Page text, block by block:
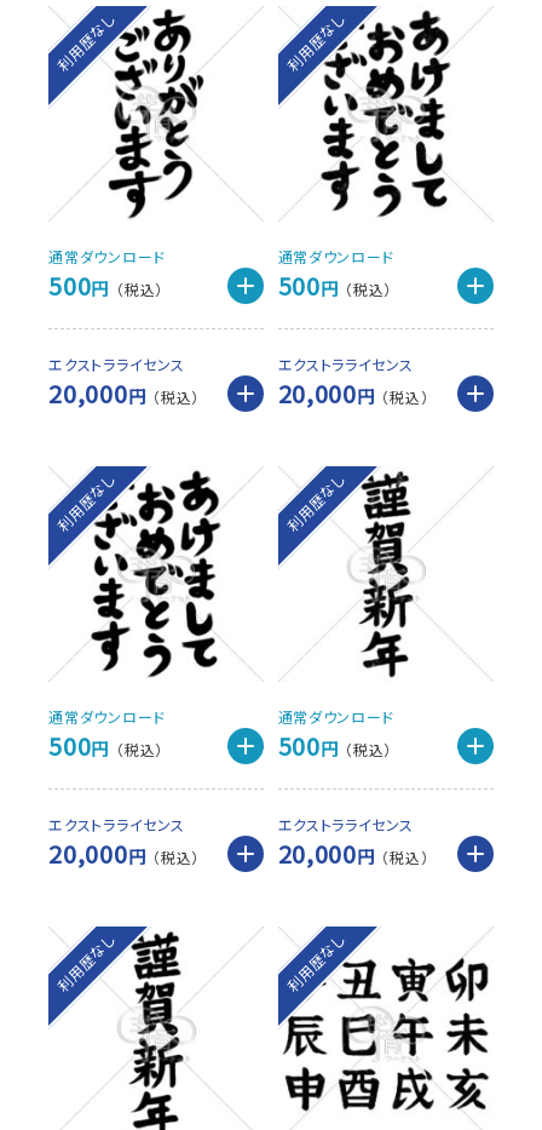
利用歴なし
通常ダウンロード
500円
エクストラライセンス
20,000円
利用歴なし
通常ダウンロード
500円
エクストラライセンス
20,000円
利用歴なし
通常ダウンロード
500円
エクストラライセンス
20,000円
利用歴なし
通常ダウンロード
500円
エクストラライセンス
20,000円
利用歴なし 利用歴なし